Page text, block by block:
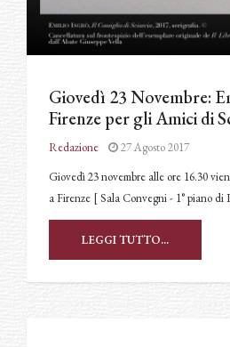
Giovedì 23 Novembre:
Firenze per gli Amici di
Redazione
27 Agosto 2017
Giovedì 23 novembre alle ore 16.30
a Firenze [ Sala Convegni - 1° piano di
LEGGI TUTTO...